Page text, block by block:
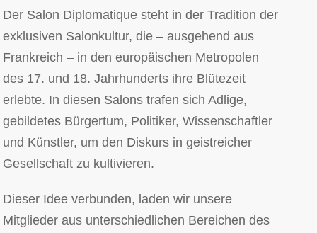
Der Salon Diplomatique steht in der Tradition der
exklusiven Salonkultur, die – ausgehend aus
Frankreich – in den europäischen Metropolen
des 17. und 18. Jahrhunderts ihre Blütezeit
erlebte. In diesen Salons trafen sich Adlige,
gebildetes Bürgertum, Politiker, Wissenschaftler
und Künstler, um den Diskurs in geistreicher
Gesellschaft zu kultivieren.
Dieser Idee verbunden, laden wir unsere
Mitglieder aus unterschiedlichen Bereichen des